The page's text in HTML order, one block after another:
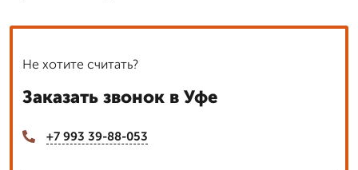
Не хотите считать?
Заказать звонок в Уфе
+7 993 39-88-053